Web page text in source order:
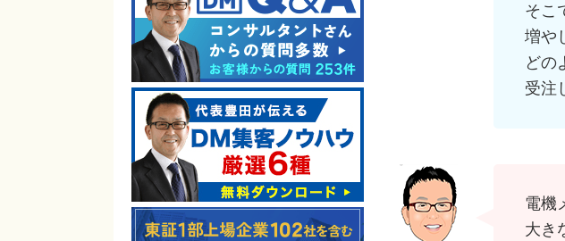
そこ
増や
どの
受注
電機
大き